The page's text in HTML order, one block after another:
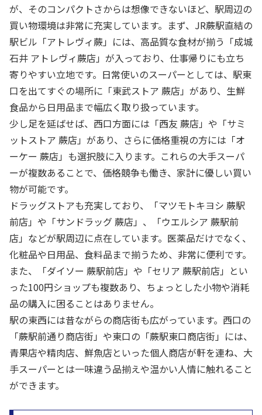
が、そのコンパクトさからは想像できないほど、駅周辺の
買い物環境は非常に充実しています。まず、JR蕨駅直結の
駅ビル「アトレヴィ蕨」には、高品質な食材が揃う「成城
石井 アトレヴィ蕨店」が入っており、仕事帰りにも立ち
寄りやすい立地です。日常使いのスーパーとしては、駅東
口を出てすぐの場所に「東武ストア 蕨店」があり、生鮮
食品から日用品まで幅広く取り扱っています。
少し足を延ばせば、西口方面には「西友 蕨店」や「サミ
ットストア 蕨店」があり、さらに価格重視の方には「オ
ーケー 蕨店」も選択肢に入ります。これらの大手スーパ
ーが複数あることで、価格競争も働き、家計に優しい買い
物が可能です。
ドラッグストアも充実しており、「マツモトキヨシ 蕨駅
前店」や「サンドラッグ 蕨店」、「ウエルシア 蕨駅前
店」などが駅周辺に点在しています。医薬品だけでなく、
化粧品や日用品、食料品まで揃うため、非常に便利です。
また、「ダイソー 蕨駅前店」や「セリア 蕨駅前店」とい
った100円ショップも複数あり、ちょっとした小物や消耗
品の購入に困ることはありません。
駅の東西には昔ながらの商店街も広がっています。西口の
「蕨駅前通り商店街」や東口の「蕨駅東口商店街」には、
青果店や精肉店、鮮魚店といった個人商店が軒を連ね、大
手スーパーとは一味違う品揃えや温かい人情に触れること
ができます。